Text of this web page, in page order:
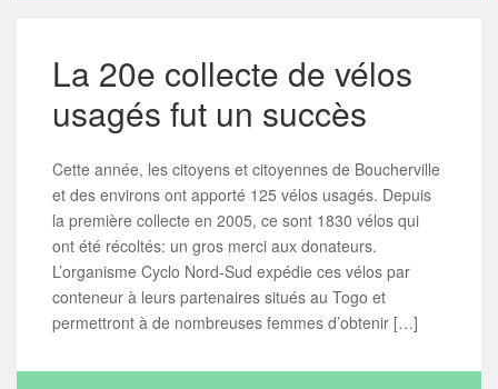
La 20e collecte de vélos
usagés fut un succès
Cette année, les citoyens et citoyennes de Boucherville
et des environs ont apporté 125 vélos usagés. Depuis
la première collecte en 2005, ce sont 1830 vélos qui
ont été récoltés: un gros merci aux donateurs.
L’organisme Cyclo Nord-Sud expédie ces vélos par
conteneur à leurs partenaires situés au Togo et
permettront à de nombreuses femmes d’obtenir […]